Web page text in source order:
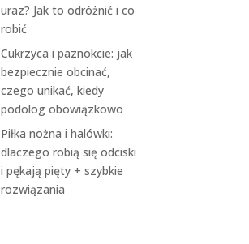
uraz? Jak to odróżnić i co
robić
Cukrzyca i paznokcie: jak
bezpiecznie obcinać,
czego unikać, kiedy
podolog obowiązkowo
Piłka nożna i halówki:
dlaczego robią się odciski
i pękają pięty + szybkie
rozwiązania